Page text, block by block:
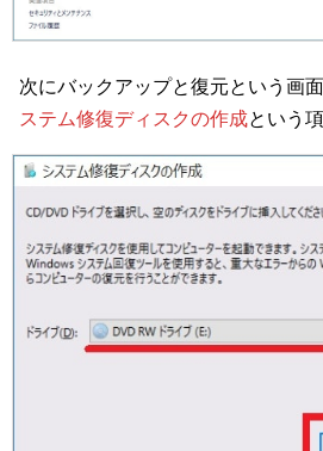
次にバックアップと復元という画
ステム修復ディスクの作成という